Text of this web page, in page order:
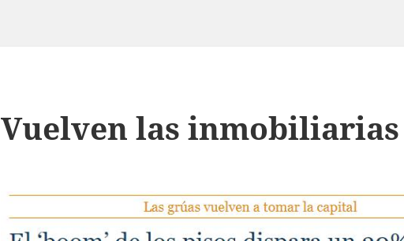
Vuelven las inmobiliarias